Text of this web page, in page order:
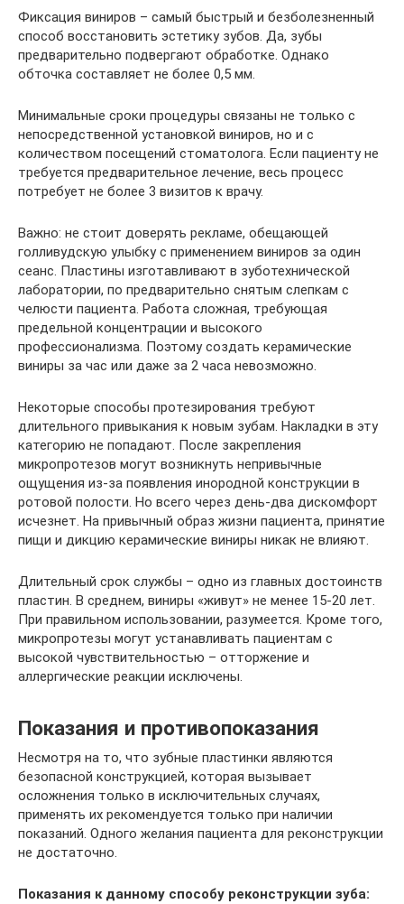
Фиксация виниров – самый быстрый и безболезненный
способ восстановить эстетику зубов. Да, зубы
предварительно подвергают обработке. Однако
обточка составляет не более 0,5 мм.
Минимальные сроки процедуры связаны не только с
непосредственной установкой виниров, но и с
количеством посещений стоматолога. Если пациенту не
требуется предварительное лечение, весь процесс
потребует не более 3 визитов к врачу.
Важно: не стоит доверять рекламе, обещающей
голливудскую улыбку с применением виниров за один
сеанс. Пластины изготавливают в зуботехнической
лаборатории, по предварительно снятым слепкам с
челюсти пациента. Работа сложная, требующая
предельной концентрации и высокого
профессионализма. Поэтому создать керамические
виниры за час или даже за 2 часа невозможно.
Некоторые способы протезирования требуют
длительного привыкания к новым зубам. Накладки в эту
категорию не попадают. После закрепления
микропротезов могут возникнуть непривычные
ощущения из-за появления инородной конструкции в
ротовой полости. Но всего через день-два дискомфорт
исчезнет. На привычный образ жизни пациента, принятие
пищи и дикцию керамические виниры никак не влияют.
Длительный срок службы – одно из главных достоинств
пластин. В среднем, виниры «живут» не менее 15-20 лет.
При правильном использовании, разумеется. Кроме того,
микропротезы могут устанавливать пациентам с
высокой чувствительностью – отторжение и
аллергические реакции исключены.
Показания и противопоказания
Несмотря на то, что зубные пластинки являются
безопасной конструкцией, которая вызывает
осложнения только в исключительных случаях,
применять их рекомендуется только при наличии
показаний. Одного желания пациента для реконструкции
не достаточно.
Показания к данному способу реконструкции зуба: